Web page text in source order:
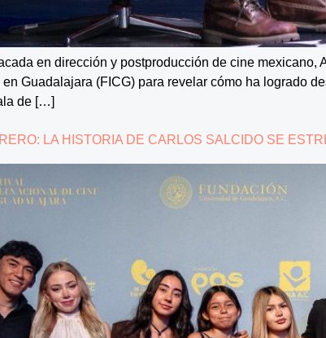
en dirección y postproducción de cine
en Guadalajara (FICG) para revelar cómo ha logrado
de […]
LA HISTORIA DE CARLOS SALCIDO SE